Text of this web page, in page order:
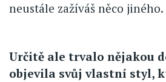
neustále zažíváš něco jiného.
Určitě ale trvalo nějakou
objevila svůj vlastní styl,